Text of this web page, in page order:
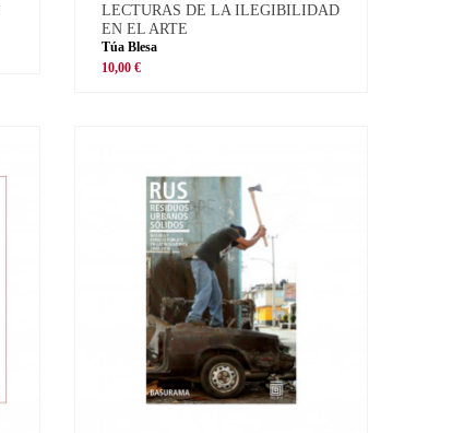
LECTURAS DE LA ILEGIBILIDAD
EN EL ARTE
Túa Blesa
10,00 €